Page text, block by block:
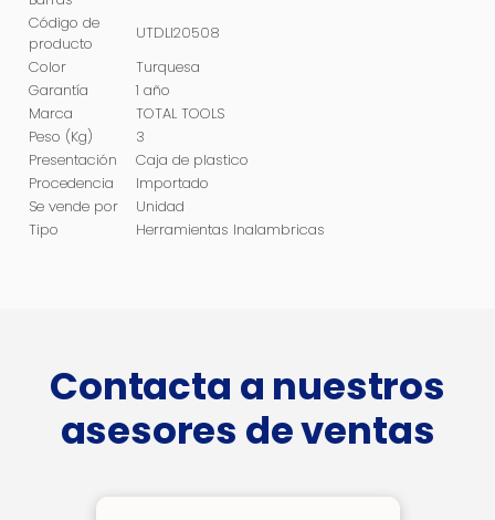
Código de
producto
UTDLI20508
Color
Turquesa
Garantía
1 año
Marca
TOTAL TOOLS
Peso (Kg)
3
Presentación
Caja de plastico
Procedencia
Importado
Se vende por
Unidad
Tipo
Herramientas Inalambricas
Contacta a nuestros
asesores de ventas